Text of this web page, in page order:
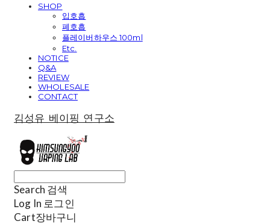
SHOP
입호흡
폐호흡
플레이버하우스 100ml
Etc.
NOTICE
Q&A
REVIEW
WHOLESALE
CONTACT
김성유 베이핑 연구소
Search 검색
Log In 로그인
Cart장바구니